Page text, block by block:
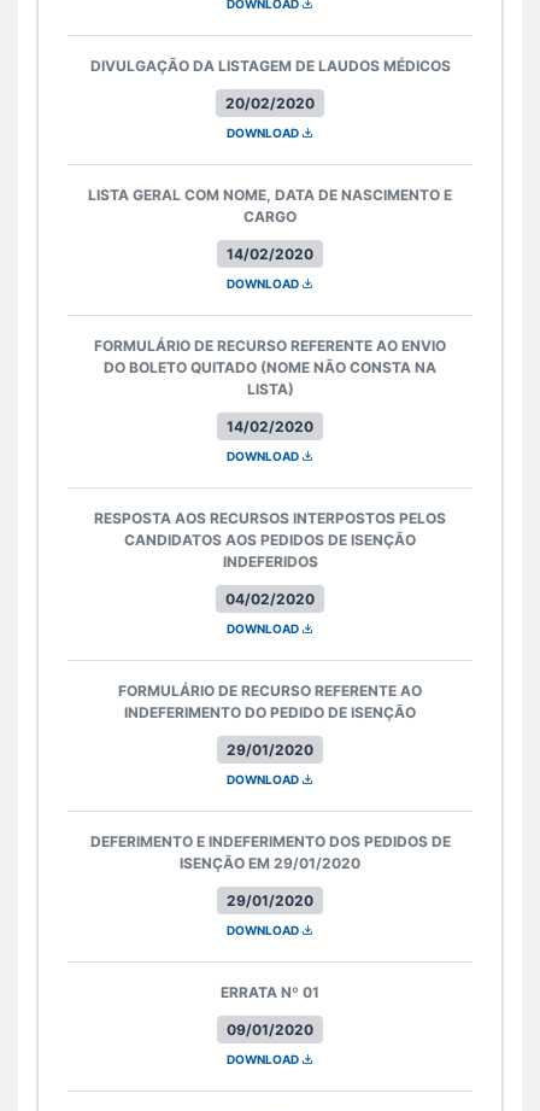
DOWNLOAD
20/02/2020
DIVULGAÇÃO DA LISTAGEM DE LAUDOS MÉDICOS
DOWNLOAD
14/02/2020
LISTA GERAL COM NOME, DATA DE NASCIMENTO E
CARGO
DOWNLOAD
14/02/2020
FORMULÁRIO DE RECURSO REFERENTE AO ENVIO
DO BOLETO QUITADO (NOME NÃO CONSTA NA
LISTA)
DOWNLOAD
04/02/2020
RESPOSTA AOS RECURSOS INTERPOSTOS PELOS
CANDIDATOS AOS PEDIDOS DE ISENÇÃO
INDEFERIDOS
DOWNLOAD
29/01/2020
FORMULÁRIO DE RECURSO REFERENTE AO
INDEFERIMENTO DO PEDIDO DE ISENÇÃO
DOWNLOAD
29/01/2020
DEFERIMENTO E INDEFERIMENTO DOS PEDIDOS DE
ISENÇÃO EM 29/01/2020
DOWNLOAD
09/01/2020
ERRATA Nº 01
DOWNLOAD